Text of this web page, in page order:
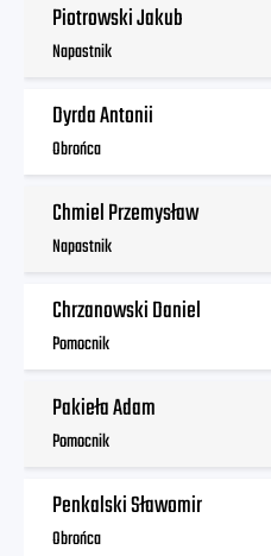
Piotrowski Jakub
Napastnik
Dyrda Antonii
Obrońca
Chmiel Przemysław
Napastnik
Chrzanowski Daniel
Pomocnik
Pakieła Adam
Pomocnik
Penkalski Sławomir
Obrońca